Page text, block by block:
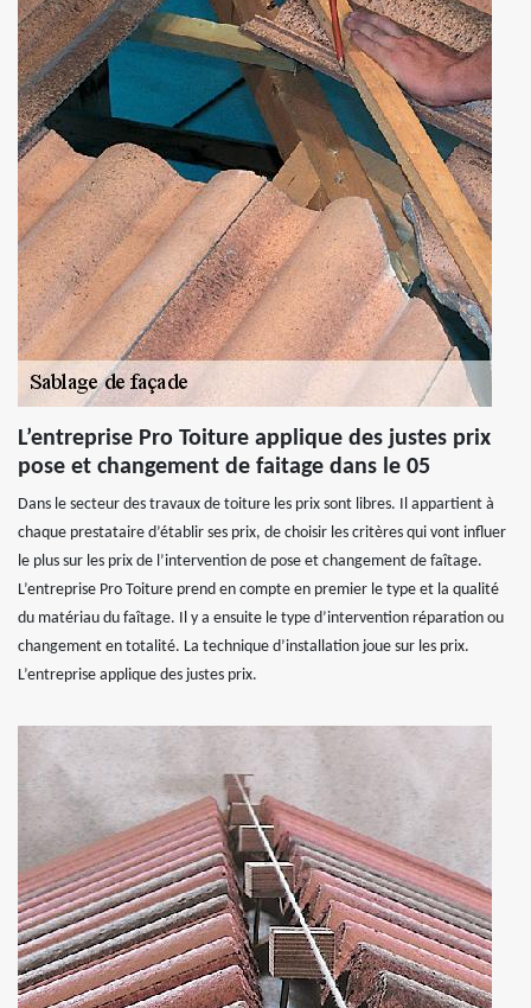
L’entreprise Pro Toiture applique des justes prix
pose et changement de faitage dans le 05
Dans le secteur des travaux de toiture les prix sont libres. Il appartient à
chaque prestataire d’établir ses prix, de choisir les critères qui vont influer
le plus sur les prix de l’intervention de pose et changement de faîtage.
L’entreprise Pro Toiture prend en compte en premier le type et la qualité
du matériau du faîtage. Il y a ensuite le type d’intervention réparation ou
changement en totalité. La technique d’installation joue sur les prix.
L’entreprise applique des justes prix.